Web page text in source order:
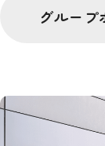
グループ